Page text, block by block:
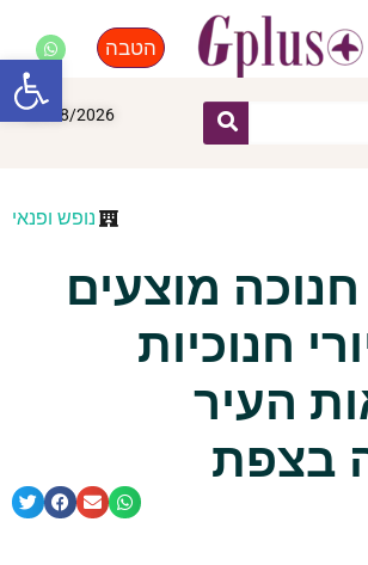
הטבה
08/08/2026
נופש ופנאי
מוצעים
חנוכיות
העיר
בצפת
פתח